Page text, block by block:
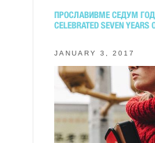
ПРОСЛАВИВМЕ СЕДУМ
CELEBRATED SEVEN YEARS
JANUARY 3, 2017